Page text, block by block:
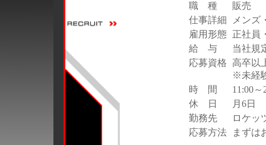
職 種
販売
仕事詳細
メンズ
雇用形態
正社員
給 与
当社規
応募資格 高卒以
※未経
時 間
11:00
休 日
月6日
勤務先
ロケッ
応募方法
まずは